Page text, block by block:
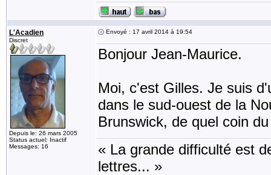
L'Acadien
Discret
Depuis le: 26 mars 2005
Status actuel: Inactif
Messages: 16
Envoyé : 17 avril 2014 à 19:54
Bonjour Jean-Maurice.
Moi, c'est Gilles. Je suis
dans le sud-ouest de la
Brunswick, de quel coin
« La grande difficulté est
lettres... »